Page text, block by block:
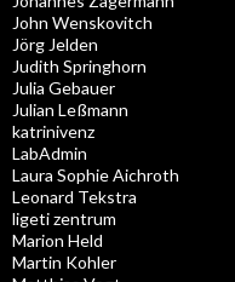
John Wenskovitch
Jörg Jelden
Judith Springhorn
Julia Gebauer
Julian Leßmann
katrinivenz
LabAdmin
Laura Sophie Aichroth
Leonard Tekstra
ligeti zentrum
Marion Held
Martin Kohler